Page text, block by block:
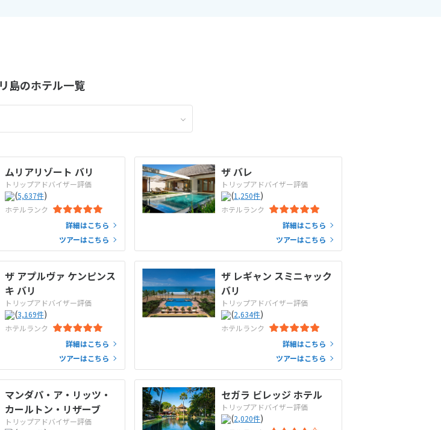
島のホテル一覧
ムリアリゾート バリ
トリップアドバイザー評価
(5,637件)
ホテルランク
詳細はこちら
ツアーはこちら
ザ バレ
トリップアドバイザー評価
(1,250件)
ホテルランク
詳細はこちら
ツアーはこちら
ザ アプルヴァ ケンピンス
キ バリ
トリップアドバイザー評価
(3,169件)
ホテルランク
詳細はこちら
ツアーはこちら
ザ レギャン スミニャック
バリ
トリップアドバイザー評価
(2,634件)
ホテルランク
詳細はこちら
ツアーはこちら
マンダパ・ア・リッツ・
カールトン・リザーブ
トリップアドバイザー評価
セガラ ビレッジ ホテル
トリップアドバイザー評価
(2,020件)